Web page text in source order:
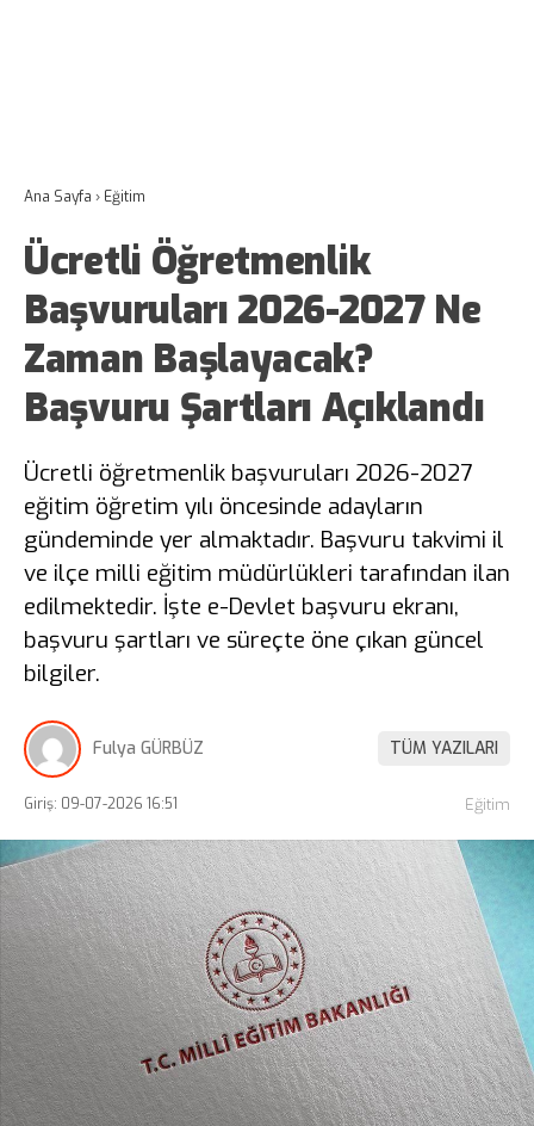
Ana Sayfa › Eğitim
Ücretli Öğretmenlik
Başvuruları 2026-2027 Ne
Zaman Başlayacak?
Başvuru Şartları Açıklandı
Ücretli öğretmenlik başvuruları 2026-2027
eğitim öğretim yılı öncesinde adayların
gündeminde yer almaktadır. Başvuru takvimi il
ve ilçe milli eğitim müdürlükleri tarafından ilan
edilmektedir. İşte e-Devlet başvuru ekranı,
başvuru şartları ve süreçte öne çıkan güncel
bilgiler.
Fulya GÜRBÜZ TÜM YAZILARI
Giriş: 09-07-2026 16:51 Eğitim